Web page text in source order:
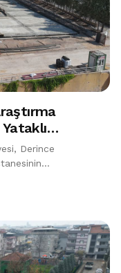
Derince